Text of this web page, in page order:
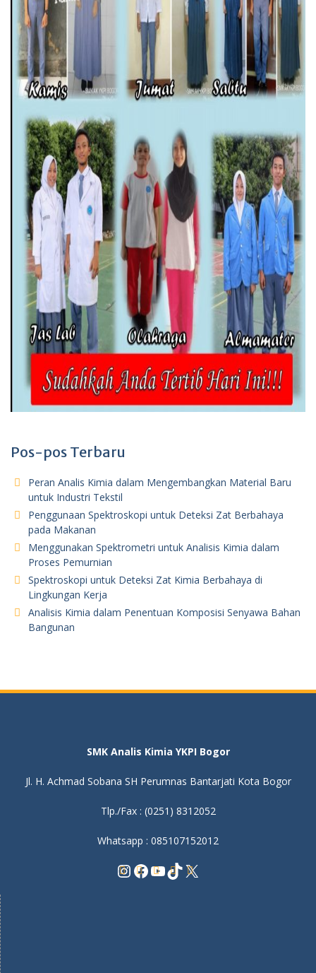
Pos-pos Terbaru
Peran Analis Kimia dalam Mengembangkan Material Baru
untuk Industri Tekstil
Penggunaan Spektroskopi untuk Deteksi Zat Berbahaya
pada Makanan
Menggunakan Spektrometri untuk Analisis Kimia dalam
Proses Pemurnian
Spektroskopi untuk Deteksi Zat Kimia Berbahaya di
Lingkungan Kerja
Analisis Kimia dalam Penentuan Komposisi Senyawa Bahan
Bangunan
SMK Analis Kimia YKPI Bogor
Jl. H. Achmad Sobana SH Perumnas Bantarjati Kota Bogor
Tlp./Fax : (0251) 8312052
Whatsapp : 085107152012
Instagram
Facebook
YouTube
TikTok
X